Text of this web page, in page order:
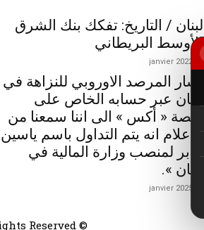
لبنان / التاريخ: تفكك بنك الشرق
الأوسط البريطاني
20 janvier 2022
أشار المرصد الاوروبي للنزاهة في
لبنان عبر حسابه الخاص على
منصة « أكس » الى اننا سمعنا من
الاعلام انه يتم التداول باسم ياسين
جابر لمنصب وزارة المالية في
لبنان ».
© Libnanews.com . All Rights Reserved.